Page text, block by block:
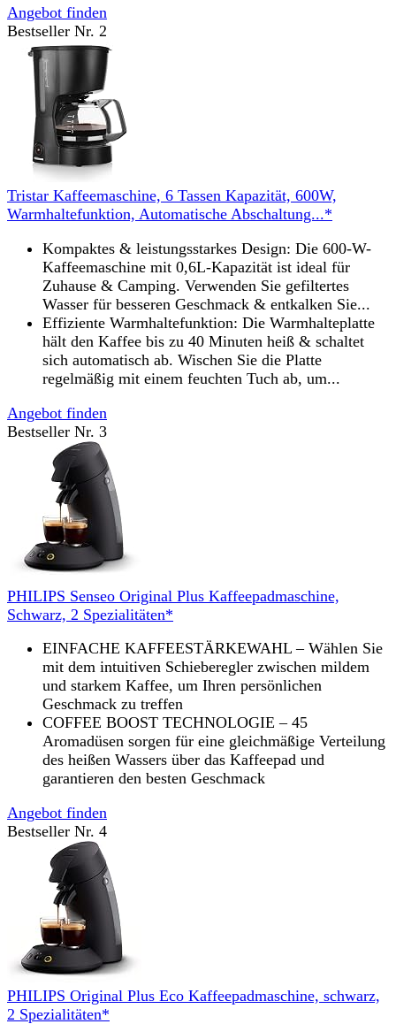
Angebot finden
Bestseller Nr. 2
Tristar Kaffeemaschine, 6 Tassen Kapazität, 600W,
Warmhaltefunktion, Automatische Abschaltung...*
Kompaktes & leistungsstarkes Design: Die 600-W-
Kaffeemaschine mit 0,6L-Kapazität ist ideal für
Zuhause & Camping. Verwenden Sie gefiltertes
Wasser für besseren Geschmack & entkalken Sie...
Effiziente Warmhaltefunktion: Die Warmhalteplatte
hält den Kaffee bis zu 40 Minuten heiß & schaltet
sich automatisch ab. Wischen Sie die Platte
regelmäßig mit einem feuchten Tuch ab, um...
Angebot finden
Bestseller Nr. 3
PHILIPS Senseo Original Plus Kaffeepadmaschine,
Schwarz, 2 Spezialitäten*
EINFACHE KAFFEESTÄRKEWAHL – Wählen Sie
mit dem intuitiven Schieberegler zwischen mildem
und starkem Kaffee, um Ihren persönlichen
Geschmack zu treffen
COFFEE BOOST TECHNOLOGIE – 45
Aromadüsen sorgen für eine gleichmäßige Verteilung
des heißen Wassers über das Kaffeepad und
garantieren den besten Geschmack
Angebot finden
Bestseller Nr. 4
PHILIPS Original Plus Eco Kaffeepadmaschine, schwarz,
2 Spezialitäten*